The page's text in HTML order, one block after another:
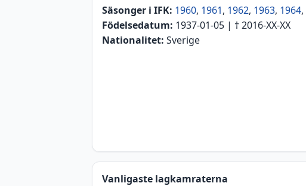
Säsonger i IFK: 1960, 1961, 1962, 1963, 1964,
Födelsedatum: 1937-01-05 | †2016-XX-XX
Nationalitet: Sverige
Vanligaste lagkamraterna